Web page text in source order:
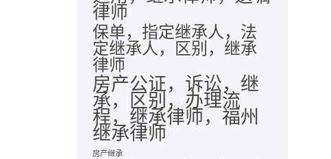
律师
保单，指定继承人，法
定继承人，区别，继承
律师
房产公证，诉讼，继
承，区别，办理流
程，继承律师，福州
继承律师
房产继承